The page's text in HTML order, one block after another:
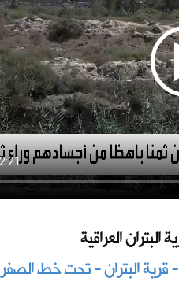
البتران العراقية
- قرية البتران - تحت خط الصفر